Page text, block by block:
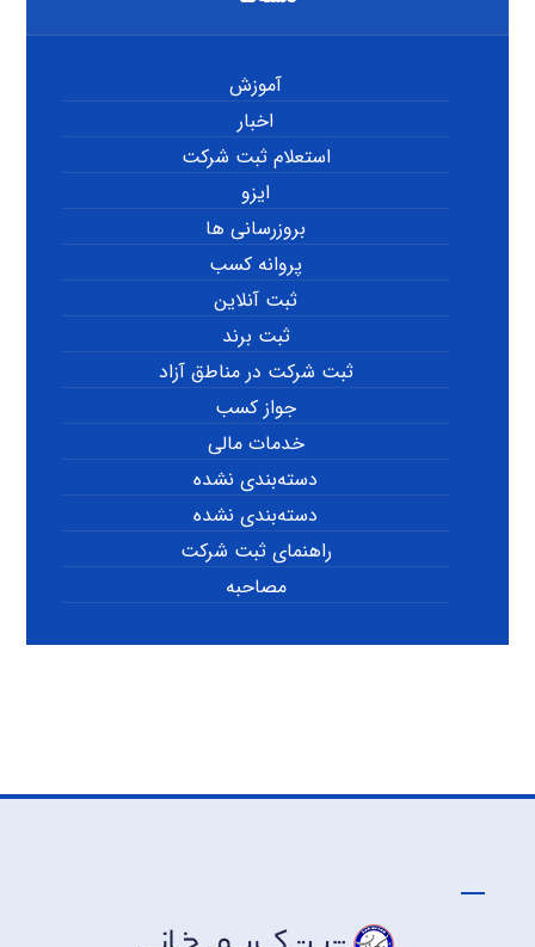
آموزش
اخبار
استعلام ثبت شرکت
ایزو
بروزرسانی ها
پروانه کسب
ثبت آنلاین
ثبت برند
ثبت شرکت در مناطق آزاد
جواز کسب
خدمات مالی
دسته‌بندی نشده
دسته‌بندی نشده
راهنمای ثبت شرکت
مصاحبه